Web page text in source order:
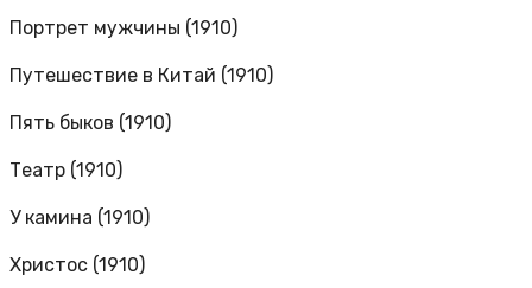
Портрет мужчины (1910)
Путешествие в Китай (1910)
Пять быков (1910)
Театр (1910)
У камина (1910)
Христос (1910)